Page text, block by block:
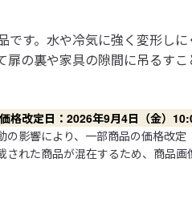
です。水や冷気に強く変形し
扉の裏や家具の隙間に吊るす
格改定日：2026年9月4日（金）
影響により、一部商品の価格改定
れた商品が混在するため、商品